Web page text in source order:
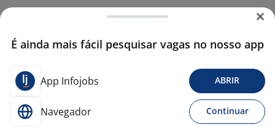
É ainda mais fácil pesquisar vagas no nosso app
App Infojobs ABRIR
Navegador Continuar